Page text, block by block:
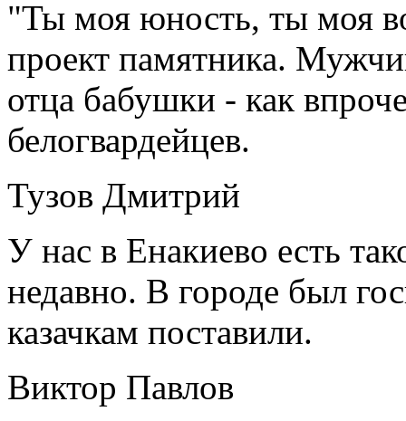
"Ты моя юность, ты моя
проект памятника.
отца бабушки - как
белогвардейцев.
Тузов Дмитрий
У нас в Енакиево есть
недавно. В городе был
казачкам поставили.
Виктор Павлов